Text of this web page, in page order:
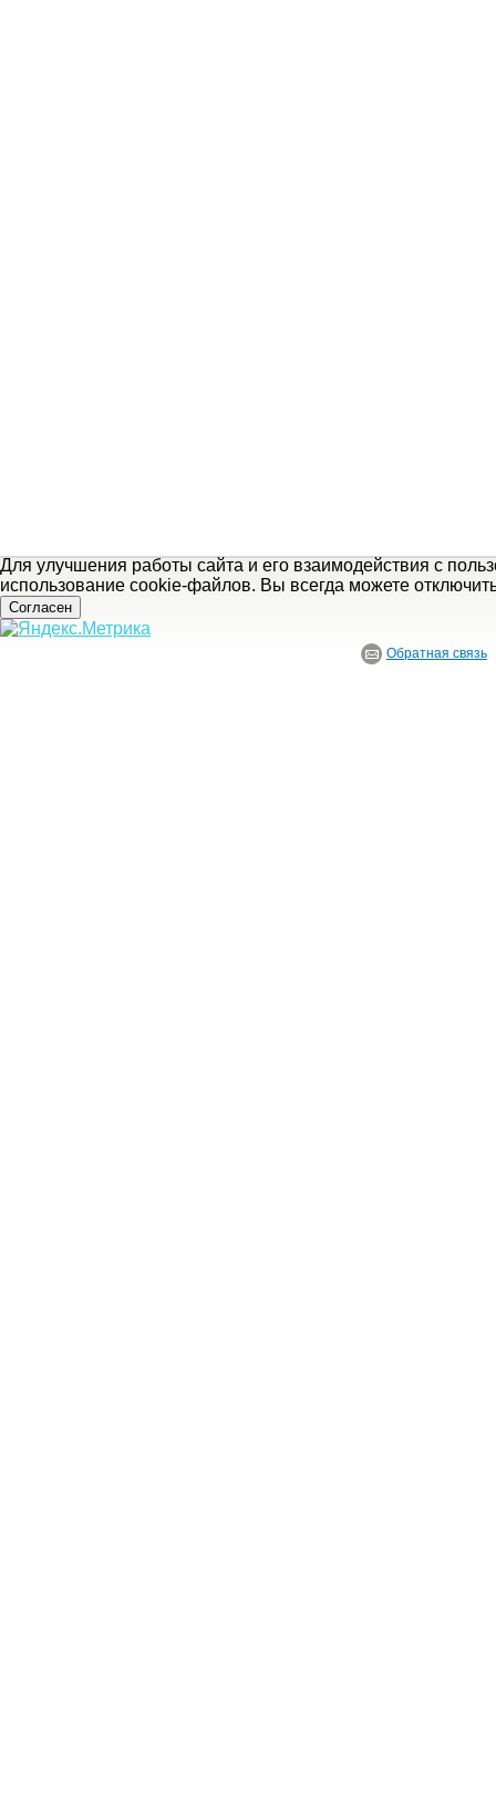
Для улучшения работы сайта и его взаимодействия с
использование cookie-файлов. Вы всегда можете
Согласен
Обратная связь